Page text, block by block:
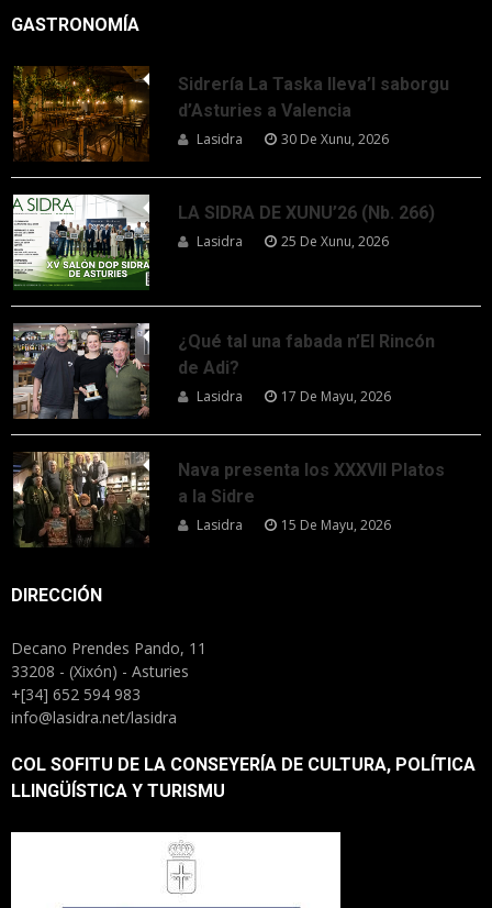
GASTRONOMÍA
Sidrería La Taska lleva’l saborgu
d’Asturies a Valencia
Lasidra 30 De Xunu, 2026
LA SIDRA DE XUNU’26 (Nb. 266)
Lasidra 25 De Xunu, 2026
¿Qué tal una fabada n’El Rincón
de Adi?
Lasidra 17 De Mayu, 2026
Nava presenta los XXXVII Platos
a la Sidre
Lasidra 15 De Mayu, 2026
DIRECCIÓN
Decano Prendes Pando, 11
33208 - (Xixón) - Asturies
+[34] 652 594 983
info@lasidra.net/lasidra
COL SOFITU DE LA CONSEYERÍA DE CULTURA, POLÍTICA
LLINGÜÍSTICA Y TURISMU